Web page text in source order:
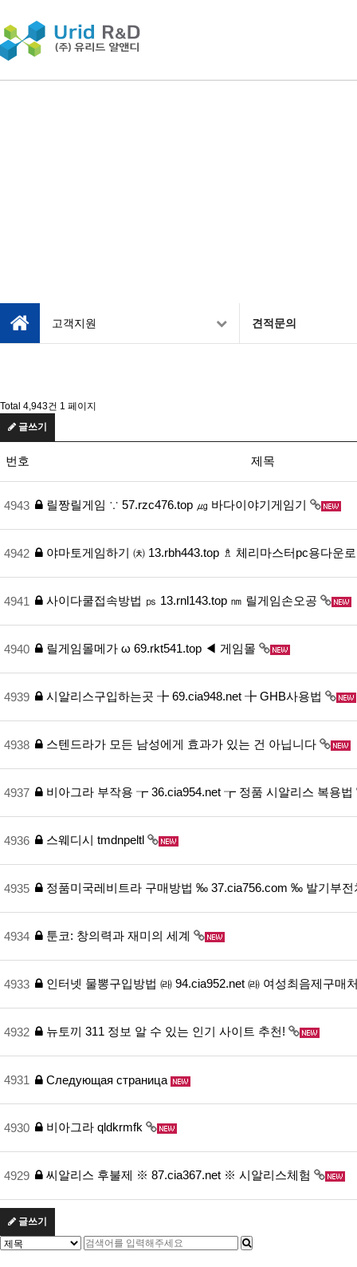
고객지원 견적문의
Total 4,943건 1 페이지
글쓰기
번호 제목
4943 릴짱릴게임 ∵ 57.rzc476.top ㎍ 바다이야기게임기
4942 야마토게임하기 ㈉ 13.rbh443.top ♗ 체리마스터pc용다운
4941 사이다쿨접속방법 ㎰ 13.rnl143.top ㎚ 릴게임손오공
4940 릴게임몰메가 ω 69.rkt541.top ◀ 게임몰
4939 시알리스구입하는곳 ╊ 69.cia948.net ╊ GHB사용법
4938 스텐드라가 모든 남성에게 효과가 있는 건 아닙니다
4937 비아그라 부작용 ┲ 36.cia954.net ┲ 정품 시알리스 복용법
4936 스웨디시 tmdnpeltl
4935 정품미국레비트라 구매방법 ‰ 37.cia756.com ‰ 발기부
4934 툰코: 창의력과 재미의 세계
4933 인터넷 물뽕구입방법 ㈑ 94.cia952.net ㈑ 여성최음제구매
4932 뉴토끼 311 정보 알 수 있는 인기 사이트 추천!
4931 Следующая страница
4930 비아그라 qldkrmfk
4929 씨알리스 후불제 ※ 87.cia367.net ※ 시알리스체험
글쓰기